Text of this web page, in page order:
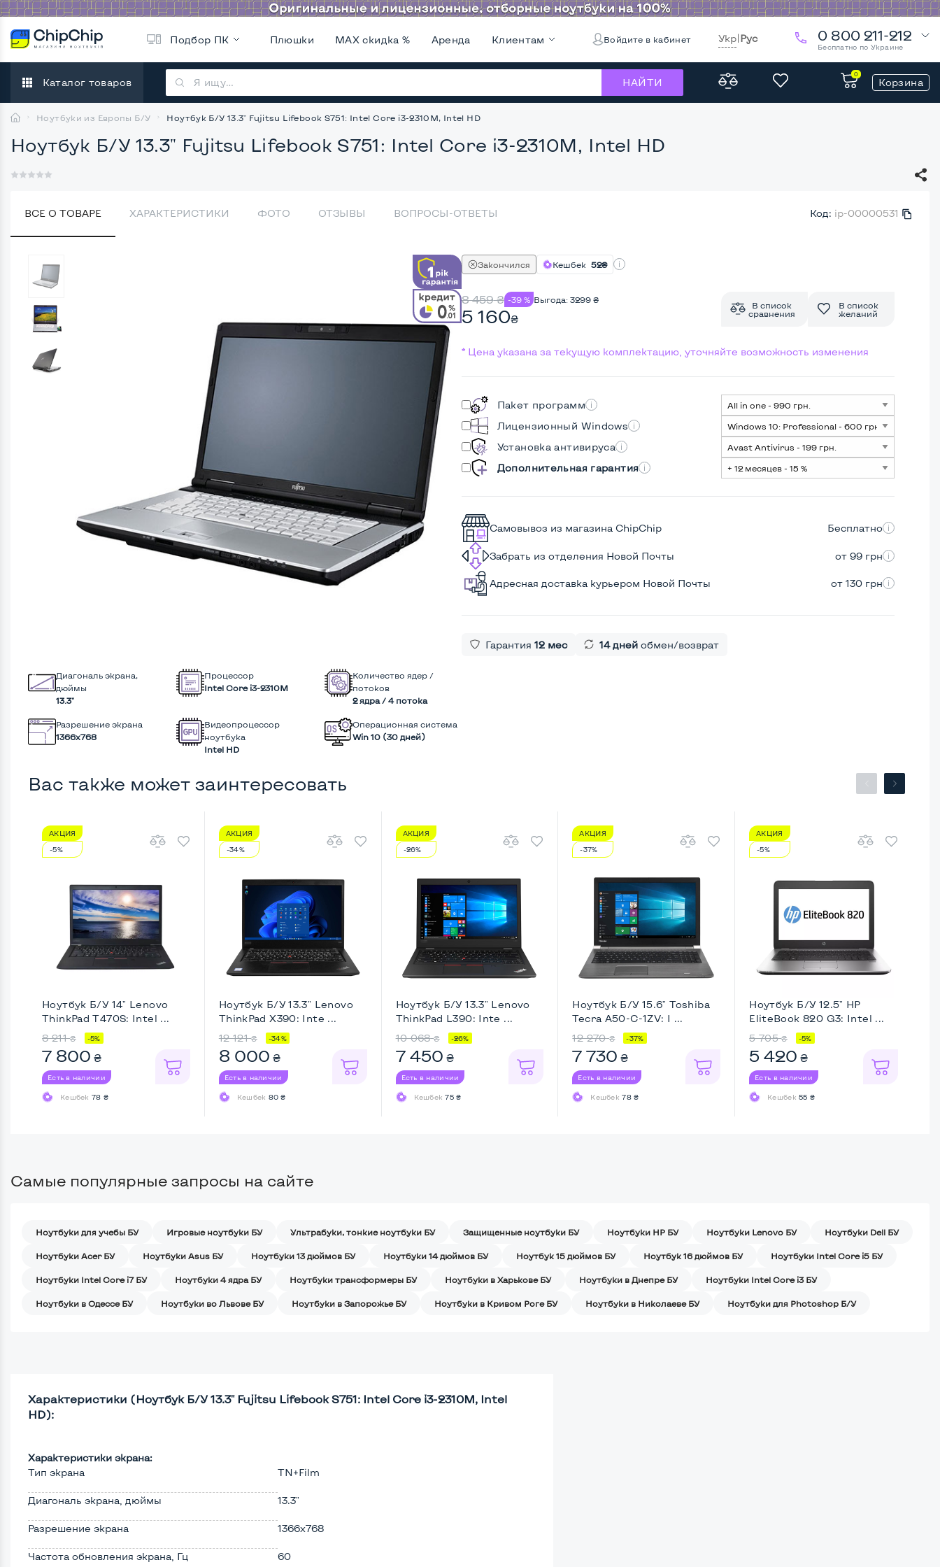
Подбор ПК Плюшки MAX скидка % Аренда Клиентам Войдите в кабинет Укр|Рус 0 800 211-212
Бесплатно по Украине
Каталог товаров НАЙТИ
0
Корзина
Ноутбуки из Европы Б/У Ноутбук Б/У 13.3" Fujitsu Lifebook S751: Intel Core i3-2310M, Intel HD
Ноутбук Б/У 13.3" Fujitsu Lifebook S751: Intel Core i3-2310M, Intel HD
ВСЕ О ТОВАРЕ ХАРАКТЕРИСТИКИ ФОТО ОТЗЫВЫ ВОПРОСЫ-ОТВЕТЫ Код: ip-00000531
Диагональ экрана,
дюймы
13.3"
Процессор
Intel Core i3-2310M
Количество ядер /
потоков
2 ядра / 4 потока
Разрешение экрана
1366x768
Видеопроцессор
ноутбука
Intel HD
Операционная система
Win 10 (30 дней)
Закончился Кешбек 52₴
8 459₴ -39 % Выгода: 3299₴
5 160₴
В список
сравнения
В список
желаний
* Цена указана за текущую комплектацию, уточняйте возможность изменения
Пакет программ
Лицензионный Windows
Установка антивируса
Дополнительная гарантия
Самовывоз из магазина ChipChip Бесплатно
Забрать из отделения Новой Почты от 99 грн
Адресная доставка курьером Новой Почты от 130 грн
Гарантия 12 мес 14 днейобмен/возврат
Вас также может заинтересовать
АКЦИЯ
-5%
Ноутбук Б/У 14" Lenovo
ThinkPad T470S: Intel ...
8 211 ₴ -5%
7 800 ₴
Есть в наличии
Кешбек 78 ₴
АКЦИЯ
-34%
Ноутбук Б/У 13.3" Lenovo
ThinkPad X390: Inte ...
12 121 ₴ -34%
8 000 ₴
Есть в наличии
Кешбек 80 ₴
АКЦИЯ
-26%
Ноутбук Б/У 13.3" Lenovo
ThinkPad L390: Inte ...
10 068 ₴ -26%
7 450 ₴
Есть в наличии
Кешбек75 ₴
АКЦИЯ
-37%
Ноутбук Б/У 15.6" Toshiba
Tecra A50-C-1ZV: I ...
12 270 ₴ -37%
7 730 ₴
Есть в наличии
Кешбек78 ₴
АКЦИЯ
-5%
Ноутбук Б/У 12.5" HP
EliteBook 820 G3: Intel ...
5 705 ₴ -5%
5 420 ₴
Есть в наличии
Кешбек55 ₴
Самые популярные запросы на сайте
Ноутбуки для учебы БУ Игровые ноутбуки БУ Ультрабуки, тонкие ноутбуки БУ Защищенные ноутбуки БУ Ноутбуки HP БУ Ноутбуки Lenovo БУ Ноутбуки Dell БУ
Ноутбуки Acer БУ Ноутбуки Asus БУ Ноутбуки 13 дюймов БУ Ноутбуки 14 дюймов БУ Ноутбук 15 дюймов БУ Ноутбук 16 дюймов БУ Ноутбуки Intel Core i5 БУ
Ноутбуки Intel Core i7 БУ Ноутбуки 4 ядра БУ Ноутбуки трансформеры БУ Ноутбуки в Харькове БУ Ноутбуки в Днепре БУ Ноутбуки Intel Core i3 БУ
Ноутбуки в Одессе БУ Ноутбуки во Львове БУ Ноутбуки в Запорожье БУ Ноутбуки в Кривом Роге БУ Ноутбуки в Николаеве БУ Ноутбуки для Photoshop Б/У
Характеристики (Ноутбук Б/У 13.3" Fujitsu Lifebook S751: Intel Core i3-2310M, Intel
HD):
Характеристики экрана:
Тип экрана
TN+Film
Диагональ экрана, дюймы 13.3"
Разрешение экрана 1366x768
Частота обновления экрана, Гц 60